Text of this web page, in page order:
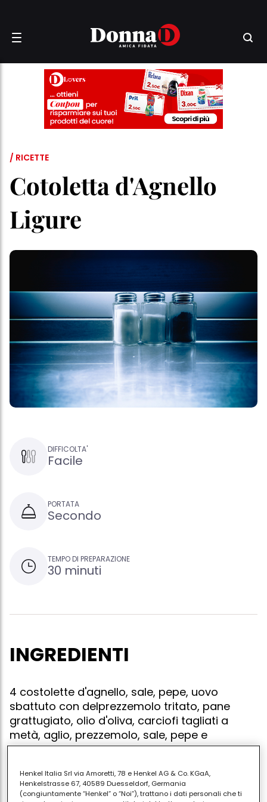
/ RICETTE
Cotoletta d'Agnello
Ligure
DIFFICOLTA'
Facile
PORTATA
Secondo
TEMPO DI PREPARAZIONE
30 minuti
INGREDIENTI
4 costolette d'agnello, sale, pepe, uovo
sbattuto con delprezzemolo tritato, pane
grattugiato, olio d'oliva, carciofi tagliati a
metà, aglio, prezzemolo, sale, pepe e
maionese
Henkel Italia Srl via Amoretti, 78 e Henkel AG & Co. KGaA,
Henkelstrasse 67, 40589 Duesseldorf, Germania
(congiuntamente “Henkel” o “Noi”), trattano i dati personali che ti